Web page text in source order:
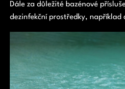
Dále za důležité bazénové
dezinfekční prostředky, například